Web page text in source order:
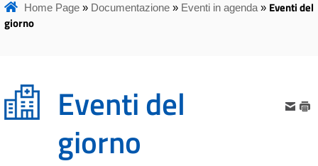
Home Page» Documentazione» Eventi in agenda» Eventi del
giorno
Eventi del
giorno